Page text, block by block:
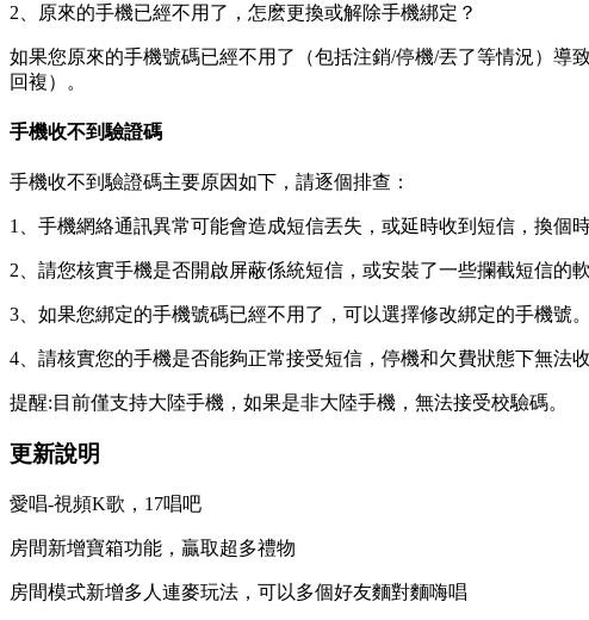
2、原來的手機已經不用了，怎麽更換或解除手機綁定？
如果您原來的手機號碼已經不用了（包括注銷/停機/丟了等情況）導
回複）。
手機收不到驗證碼
手機收不到驗證碼主要原因如下，請逐個排查：
1、手機網絡通訊異常可能會造成短信丟失，或延時收到短信，換個
2、請您核實手機是否開啟屏蔽係統短信，或安裝了一些攔截短信的
3、如果您綁定的手機號碼已經不用了，可以選擇修改綁定的手機號。
4、請核實您的手機是否能夠正常接受短信，停機和欠費狀態下無法收
提醒:目前僅支持大陸手機，如果是非大陸手機，無法接受校驗碼。
更新說明
愛唱-視頻K歌，17唱吧
房間新增寶箱功能，贏取超多禮物
房間模式新增多人連麥玩法，可以多個好友麵對麵嗨唱